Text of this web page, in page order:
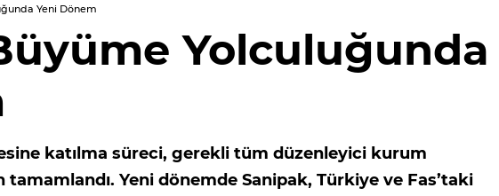
Yeni Dönem
Yolculuğunda
katılma süreci, gerekli tüm düzenleyici kurum
tamamlandı. Yeni dönemde Sanipak, Türkiye ve Fas’taki